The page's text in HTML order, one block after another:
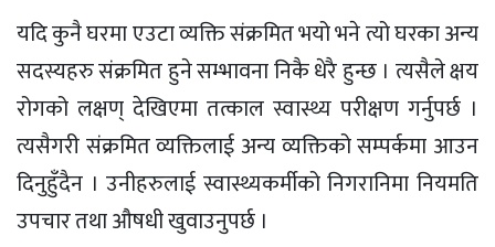
यदि कुनै घरमा एउटा व्यक्ति संक्रमित भयो भने त्यो घरका अन्य
सदस्यहरु संक्रमित हुने सम्भावना निकै धेरै हुन्छ । त्यसैले क्षय
रोगको लक्षण् देखिएमा तत्काल स्वास्थ्य परीक्षण गर्नुपर्छ ।
त्यसैगरी संक्रमित व्यक्तिलाई अन्य व्यक्तिको सम्पर्कमा आउन
दिनुहुँदैन । उनीहरुलाई स्वास्थ्यकर्मीको निगरानिमा नियमति
उपचार तथा औषधी खुवाउनुपर्छ ।